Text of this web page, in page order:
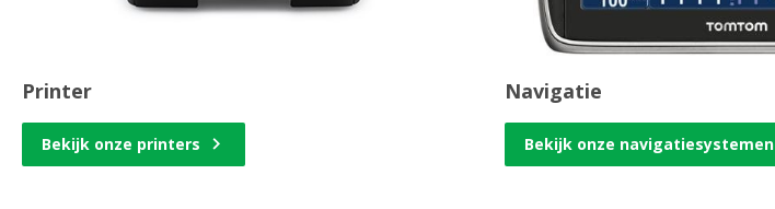
Printer
Bekijk onze printers
Navigatie
Bekijk onze navigatiesystemen